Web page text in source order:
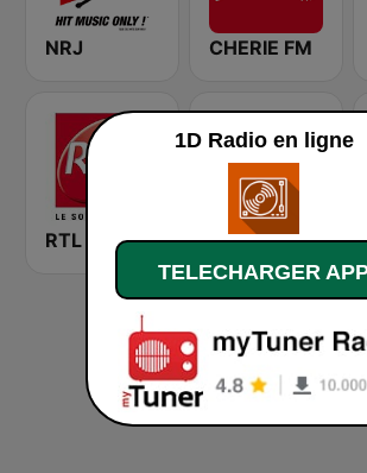
NRJ CHERIE FM
RTL 2 Montecarlo al doualiya (مونت كارلو الدولية)
1D Radio en ligne
TELECHARGER